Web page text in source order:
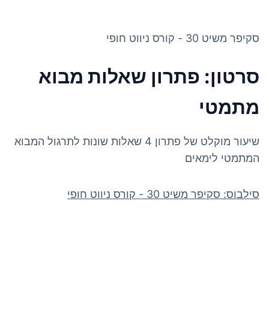
סקיפר משיט 30 - קורס ניווט חופי
סרטון: פתרון שאלות מבוא
מתמטי
שיעור מוקלט של פתרון 4 שאלות שונות לתרגול המבוא
המתמטי לימאים
סילבוס: סקיפר משיט 30 - קורס ניווט חופי